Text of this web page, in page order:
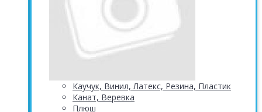
Каучук, Винил, Латекс, Резина, Пластик
Канат, Веревка
Плюш